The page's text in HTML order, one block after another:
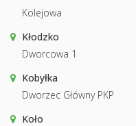
Kolejowa
Kłodzko
Dworcowa 1
Kobyłka
Dworzec Główny PKP
Koło